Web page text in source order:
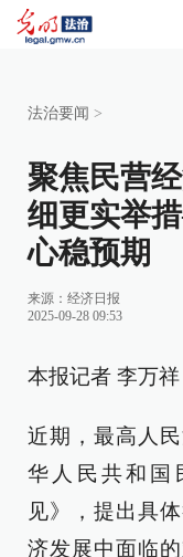
法治要闻 >
聚焦民营
细更实举
心稳预期
来源： 经济日报
2025-09-28 09:53
本报记者 李万祥
近期，最高人
华人民共和国
见》，提出具
济发展中面临